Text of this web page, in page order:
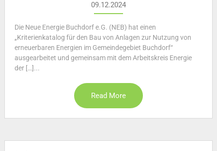
09.12.2024
Die Neue Energie Buchdorf e.G. (NEB) hat einen
„Kriterienkatalog für den Bau von Anlagen zur Nutzung von
erneuerbaren Energien im Gemeindegebiet Buchdorf“
ausgearbeitet und gemeinsam mit dem Arbeitskreis Energie
der […]...
Read More